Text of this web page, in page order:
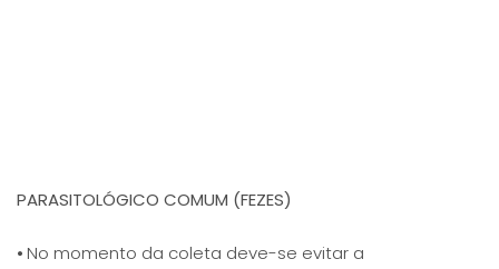
PARASITOLÓGICO COMUM (FEZES)
⦁ No momento da coleta deve-se evitar a